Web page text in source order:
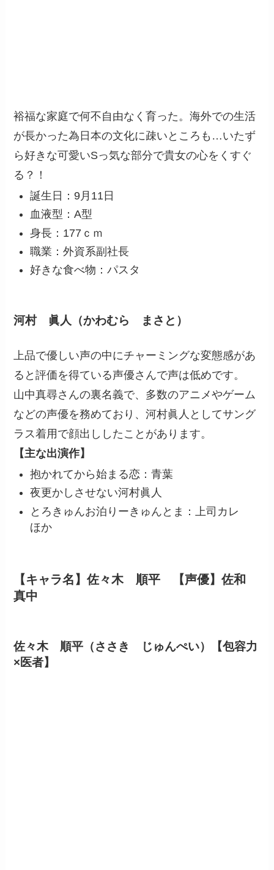
裕福な家庭で何不自由なく育った。海外での生活
が長かった為日本の文化に疎いところも…いたず
ら好きな可愛いSっ気な部分で貴女の心をくすぐ
る？！
誕生日：9月11日
血液型：A型
身長：177ｃｍ
職業：外資系副社長
好きな食べ物：パスタ
河村 眞人（かわむら まさと）
上品で優しい声の中にチャーミングな変態感があ
ると評価を得ている声優さんで声は低めです。
山中真尋さんの裏名義で、多数のアニメやゲーム
などの声優を務めており、河村眞人としてサング
ラス着用で顔出ししたことがあります。
【主な出演作】
抱かれてから始まる恋：青葉
夜更かしさせない河村眞人
とろきゅんお泊りーきゅんとま：上司カレ
ほか
【キャラ名】佐々木 順平 【声優】佐和
真中
佐々木 順平（ささき じゅんぺい）【包容力
×医者】